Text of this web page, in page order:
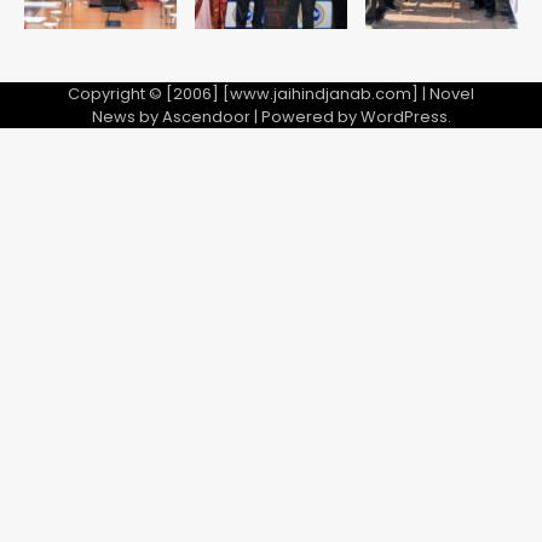
Copyright © [2006] [www.jaihindjanab.com] | Novel
News byAscendoor| Powered byWordPress.